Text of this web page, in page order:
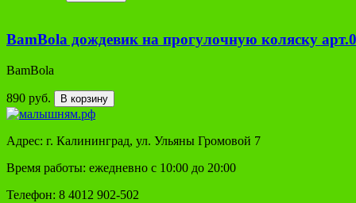
BamBola дождевик на прогулочную коляску
BamBola
890 руб. В корзину
Адрес: г. Калининград, ул. Ульяны Громовой 7
Время работы: ежедневно с 10:00 до 20:00
Телефон: 8 4012 902-502